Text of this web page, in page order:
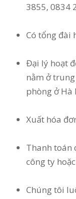
3855, 0834
Có tổng đài
Đại lý hoạt
nằm ở
phòng ở Hà
Xuất hóa
Thanh toán
công ty
Chúng tôi